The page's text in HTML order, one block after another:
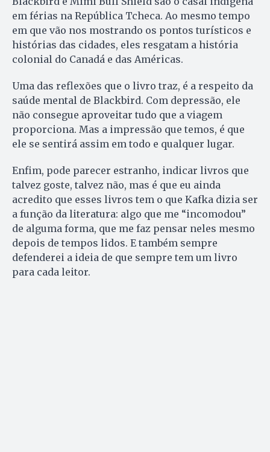
em férias na República Tcheca. Ao mesmo tempo
em que vão nos mostrando os pontos turísticos e
histórias das cidades, eles resgatam a história
colonial do Canadá e das Américas.
Uma das reflexões que o livro traz, é a respeito da
saúde mental de Blackbird. Com depressão, ele
não consegue aproveitar tudo que a viagem
proporciona. Mas a impressão que temos, é que
ele se sentirá assim em todo e qualquer lugar.
Enfim, pode parecer estranho, indicar livros que
talvez goste, talvez não, mas é que eu ainda
acredito que esses livros tem o que Kafka dizia ser
a função da literatura: algo que me “incomodou”
de alguma forma, que me faz pensar neles mesmo
depois de tempos lidos. E também sempre
defenderei a ideia de que sempre tem um livro
para cada leitor.